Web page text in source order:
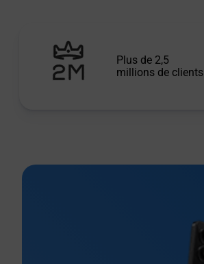
Plus de 2,5
millions de clients